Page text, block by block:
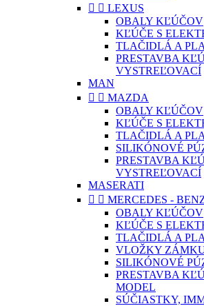
  LEXUS
OBALY KĽÚČOV
KĽÚČE S
TLAČIDLÁ A
PRESTAVBA
VYSTREĽOVACÍ
MAN
  MAZDA
OBALY KĽÚČOV
KĽÚČE S
TLAČIDLÁ A
SILIKÓNOVÉ
PRESTAVBA
VYSTREĽOVACÍ
MASERATI
  MERCEDES -
OBALY KĽÚČOV
KĽÚČE S
TLAČIDLÁ A
VLOŽKY
SILIKÓNOVÉ
PRESTAVBA
MODEL
SÚČIASTKY,